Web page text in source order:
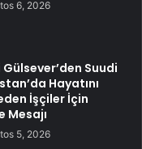
6, 2026
Gülsever’den Suudi
Hayatını
İşçiler İçin
Mesajı
5, 2026